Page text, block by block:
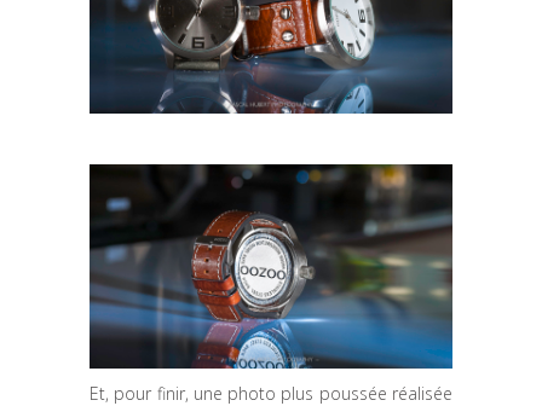
Et, pour finir, une photo plus poussée réalisée